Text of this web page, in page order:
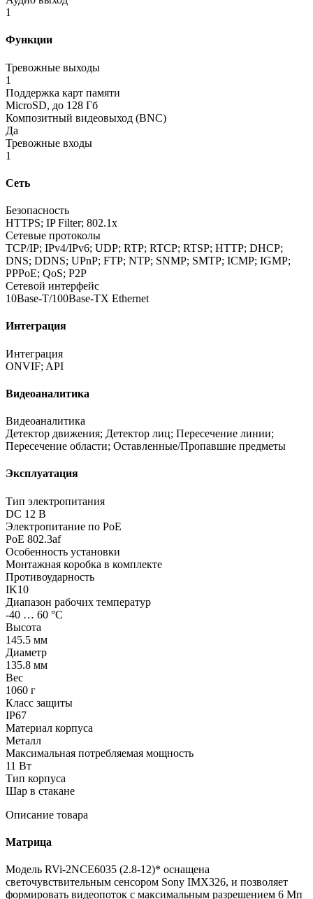
1
Функции
Тревожные выходы
1
Поддержка карт памяти
MicroSD, до 128 Гб
Композитный видеовыход (BNC)
Да
Тревожные входы
1
Сеть
Безопасность
HTTPS; IP Filter; 802.1x
Сетевые протоколы
TCP/IP; IPv4/IPv6; UDP; RTP; RTCP; RTSP; HTTP; DHCP;
DNS; DDNS; UPnP; FTP; NTP; SNMP; SMTP; ICMP; IGMP;
PPPoE; QoS; P2P
Сетевой интерфейс
10Base-T/100Base-TX Ethernet
Интеграция
Интеграция
ONVIF; API
Видеоаналитика
Видеоаналитика
Детектор движения; Детектор лиц; Пересечение линии;
Пересечение области; Оставленные/Пропавшие предметы
Эксплуатация
Тип электропитания
DC 12 В
Электропитание по PoE
PoE 802.3af
Особенность установки
Монтажная коробка в комплекте
Противоударность
IK10
Диапазон рабочих температур
-40 … 60 °С
Высота
145.5 мм
Диаметр
135.8 мм
Вес
1060 г
Класс защиты
IP67
Материал корпуса
Металл
Максимальная потребляемая мощность
11 Вт
Тип корпуса
Шар в стакане
Описание товара
Матрица
Модель RVi-2NCE6035 (2.8-12)* оснащена
светочувствительным сенсором Sony IMX326, и позволяет
формировать видеопоток с максимальным разрешением 6 Мп